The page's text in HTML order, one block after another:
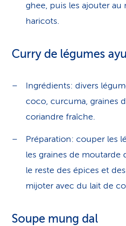
ghee, puis les ajouter au
haricots.
Curry de légumes
Ingrédients: divers
coco, curcuma, graines
coriandre fraîche.
Préparation: couper les
les graines de moutarde
le reste des épices et
mijoter avec du lait de
Soupe mung dal